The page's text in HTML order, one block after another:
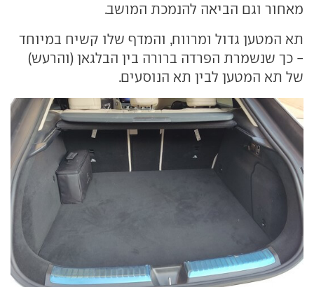
מאחור וגם הביאה להנמכת המושב.
תא המטען גדול ומרווח, והמדף שלו קשיח במיוחד
- כך שנשמרת הפרדה ברורה בין הבלגאן (והרעש)
של תא המטען לבין תא הנוסעים.